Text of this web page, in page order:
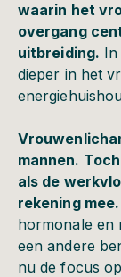
waarin het
overgang
uitbreiding. In
dieper in het
mannen.
als de
rekening
hormonale en
een andere
nu de focus